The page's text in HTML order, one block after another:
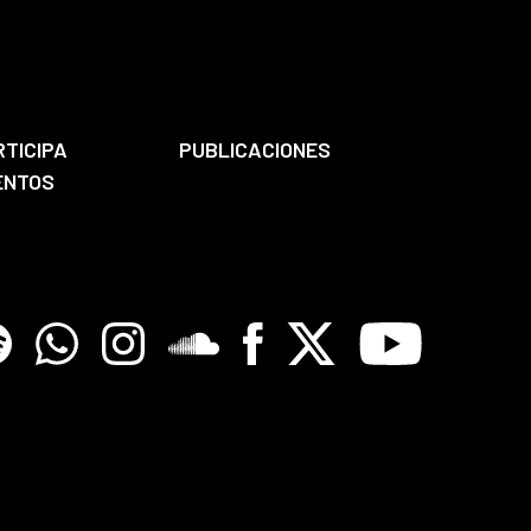
PUBLICACIONES
WhatsappInstagramSoundcloreFacebook
X Youtube